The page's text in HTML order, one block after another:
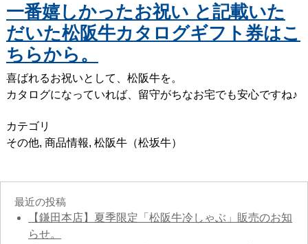
一番嬉しかったお祝い と記載いた
だいた松阪牛カタログギフト券はこ
ちらから。
喜ばれるお祝いとして、松阪牛を。
カタログになっていれば、留守がちなお宅でも安心ですね♪
カテゴリ
その他, 商品情報, 松阪牛（松坂牛）
最近の投稿
【鎌田本店】夏季限定「松阪牛冷しゃぶ」販売のお知
らせ。